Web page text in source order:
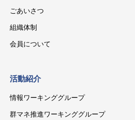
ごあいさつ
組織体制
会員について
活動紹介
情報ワーキンググループ
群マネ推進ワーキンググループ